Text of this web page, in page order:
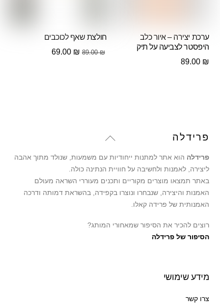
ערכת יצירה – איור כלב
היפסטר לצביעה על תיק
89.00 ₪
חולצת שאף לכוכבים
89.00₪
המחיר
69.00 ₪
המחיר
Back
Top
פרידלה
פרידלה הוא אתר למתנות ייחודיות עם משמעות, שנולד מתוך אהבה
ליצירה, לאמנות ולחשיבה על חוויית הנתינה כולה.
באתר תמצאו מוצרים מקוריים ותכנים מעוררי השראה מעולם
האמנות והיצירה, שנבחרו ונוצרו בקפידה, בהשראת דמותה ודרכה
האמנותית של פרידה קאלו.
רוצים להכיר את הסיפור שמאחורי המותג?
הסיפור של פרידלה
מידע שימושי
צרו קשר